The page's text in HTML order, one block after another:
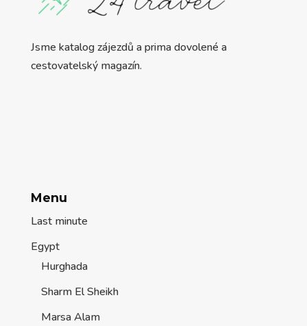
Jsme katalog zájezdů a prima dovolené a
cestovatelský magazín.
Menu
Last minute
Egypt
Hurghada
Sharm El Sheikh
Marsa Alam